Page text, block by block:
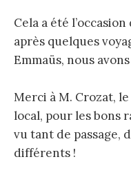
Cela a été
après quelques
Emmaüs, nous
Merci à M. Crozat,
local, pour les bons
vu tant de passage,
différents !